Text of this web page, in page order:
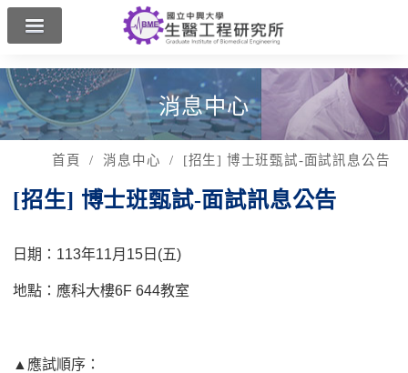
興大首頁
消息中心
首頁 消息中心 [招生] 博士班甄試-面試訊息公告
[招生] 博士班甄試-面試訊息公告
日期：113年11月15日(五)
地點：應科大樓6F 644教室
▲ 應試順序：